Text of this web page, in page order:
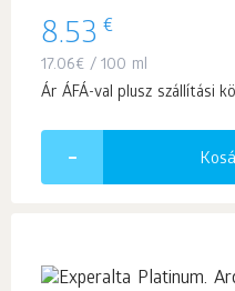
8.53 €
17.06€ / 100 ml
Ár ÁFÁ-val plusz szállítási